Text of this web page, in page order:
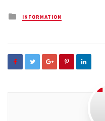
Posted
in
INFORMATION